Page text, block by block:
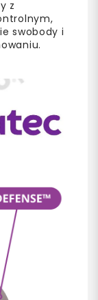
z
swobody i